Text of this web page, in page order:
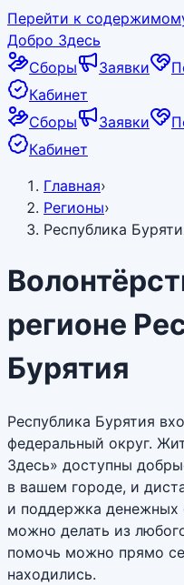
Перейти к
Добро Здесь
Сборы
Заявки
Кабинет
Сборы
Заявки
Кабинет
Главная›
Регионы›
Республика
регионе
Бурятия
Республика Бурятия
федеральный округ.
Здесь» доступны
в вашем городе, и
и поддержка денежных
можно делать из
помочь можно прямо
находились.